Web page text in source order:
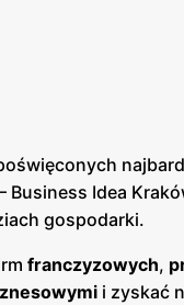
Business Idea
gospodarki.
franczyzowych,
i zyskać